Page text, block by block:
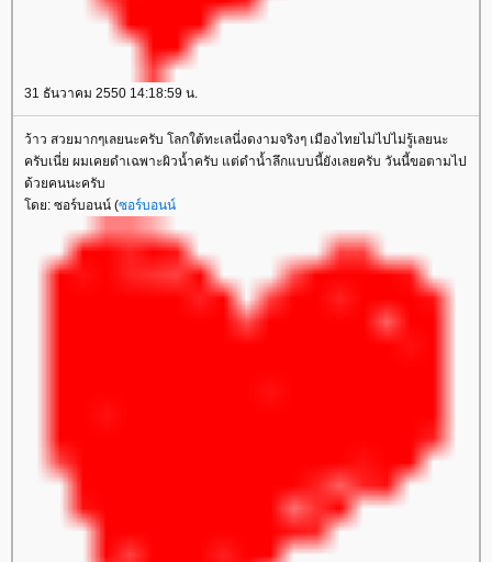
31 ธันวาคม 2550 14:18:59 น.
ว้าว สวยมากๆเลยนะครับ โลกใต้ทะเลนี่งดงามจริงๆ เมืองไทยไม่ไปไม่รู้เลยนะ
ครับเนี่ย ผมเคยดำเฉพาะผิวน้ำครับ แต่ดำน้ำลึกแบบนี้ยังเลยครับ วันนี้ขอตามไป
ด้วยคนนะครับ
ดย: ซอร์บอนน์ (ซอร์บอนน์